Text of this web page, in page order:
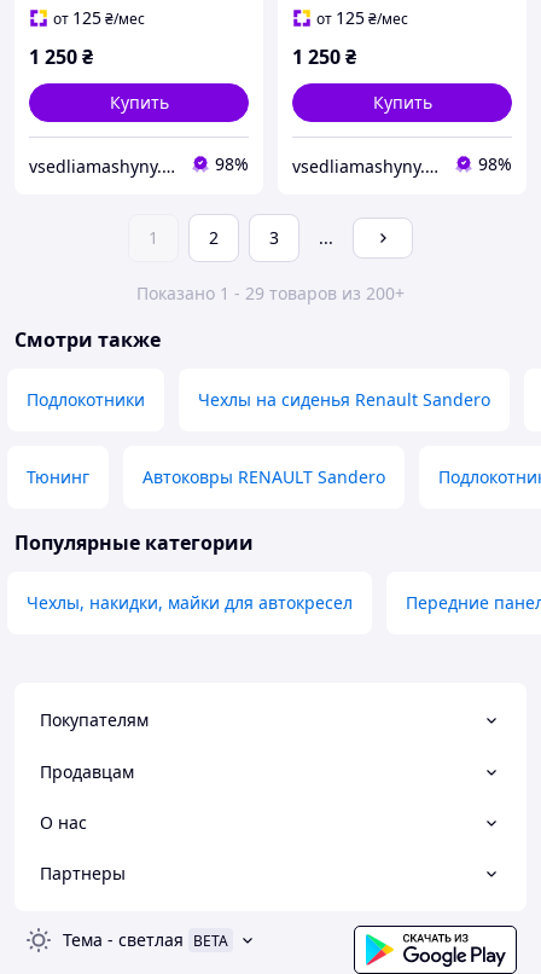
от 125₴/мес
1 250₴
Купить
vsedliamashyny.in.ua 98%
от 125₴/мес
1 250₴
Купить
vsedliamashyny.in.ua 98%
1 2 3 ...
Показано 1 - 29 товаров из 200+
Смотри также
Подлокотники Чехлы на сиденья Renault Sandero
Тюнинг Автоковры RENAULT Sandero
Популярные категории
Чехлы, накидки, майки для автокресел Передние
Покупателям
Продавцам
О нас
Партнеры
Тема - светлая BETA